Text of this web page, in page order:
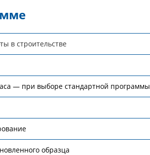
в строительстве
— при выборе стандартной программы
образца